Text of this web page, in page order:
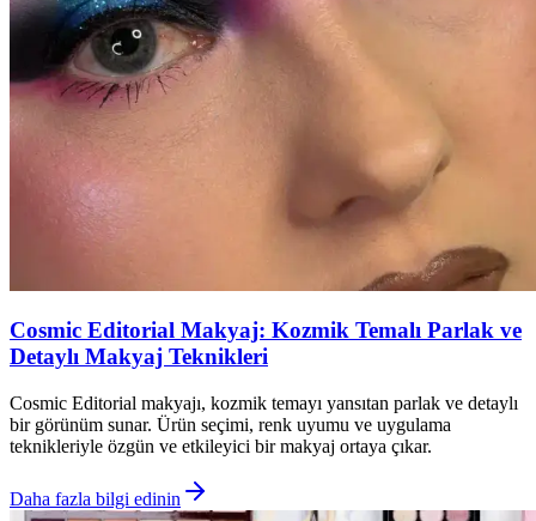
Cosmic Editorial Makyaj: Kozmik Temalı Parlak ve
Detaylı Makyaj Teknikleri
Cosmic Editorial makyajı, kozmik temayı yansıtan parlak ve detaylı
bir görünüm sunar. Ürün seçimi, renk uyumu ve uygulama
teknikleriyle özgün ve etkileyici bir makyaj ortaya çıkar.
Daha fazla bilgi edinin